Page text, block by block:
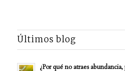
Últimos blog
¿Por qué no atraes